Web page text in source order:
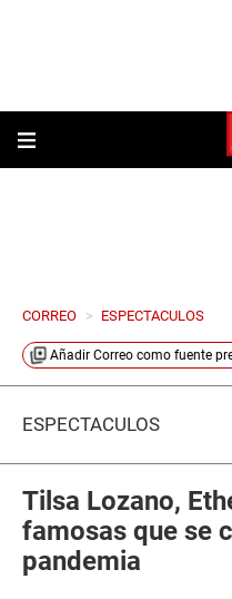
CORREO > ESPECTACULOS
Añadir Correo como fuente
ESPECTÁCULOS
Tilsa Lozano,
famosas que se
pandemia